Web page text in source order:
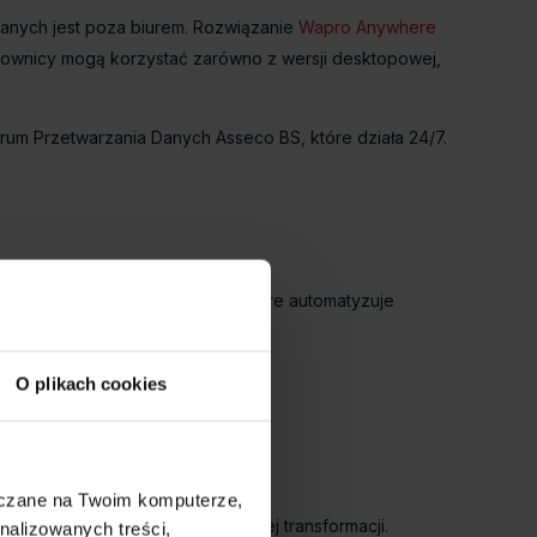
O plikach cookies
na Twoim komputerze,
treści,
jest poza biurem. Rozwiązanie Wapro Anywhere
mogą korzystać zarówno z wersji desktopowej,
Przetwarzania Danych Asseco BS, które działa 24/7.
to narzędzie, które automatyzuje
HR możliwe jest:
kluczowe w procesie cyfrowej transformacji.